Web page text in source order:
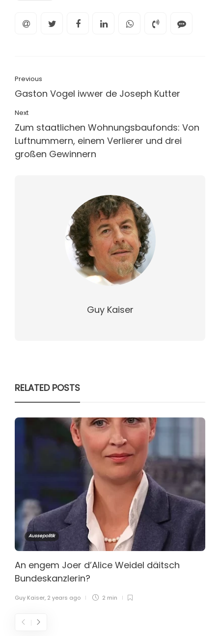
Previous
Gaston Vogel iwwer de Joseph Kutter
Next
Zum staatlichen Wohnungsbaufonds: Von
Luftnummern, einem Verlierer und drei
großen Gewinnern
Guy Kaiser
RELATED POSTS
Aussepolitik
An engem Joer d’Alice Weidel däitsch
Bundeskanzlerin?
Guy Kaiser, 2 years ago 2 min